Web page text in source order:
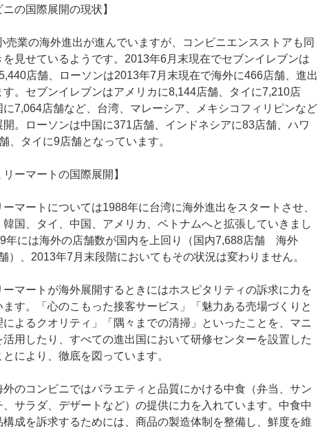
ニの国際展開の現状】
売業の海外進出が進んでいますが、コンビニエンスストアも同
を見せているようです。2013年6月末現在でセブンイレブンは
店舗、ローソンは2013年7月末現在で海外に466店舗、進出
す。セブンイレブンはアメリカに8,144店舗、タイに7,210店
に7,064店舗など、台湾、マレーシア、メキシコフィリピンなど
開。ローソンは中国に371店舗、インドネシアに83店舗、ハワ
、タイに9店舗となっています。
リーマートの国際展開】
ーマートについては1988年に台湾に海外進出をスタートさせ、
韓国、タイ、中国、アメリカ、ベトナムへと拡張していきまし
年には海外の店舗数が国内を上回り（国内7,688店舗 海外
）、2013年7月末段階においてもその状況は変わりません。
ーマートが海外展開するときにはホスピタリティの訴求に力を
ます。「心のこもった接客サービス」「魅力ある売場づくりと
によるクオリティ」「隅々までの清掃」といったことを、マニ
活用したり、すべての進出国において研修センターを設置した
とにより、徹底を図っています。
外のコンビニではバラエティと品質にかける中食（弁当、サン
、サラダ、デザートなど）の提供に力を入れています。中食中
構成を訴求するためには、商品の製造体制を整備し、鮮度を維